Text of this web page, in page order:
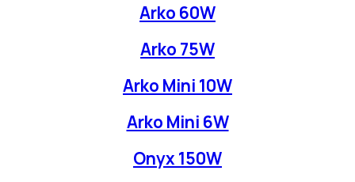
Arko 60W
Arko 75W
Arko Mini 10W
Arko Mini 6W
Onyx 150W